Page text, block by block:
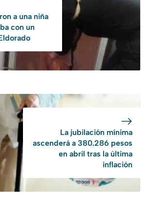
a una niña
con un
La jubilación mínima
ascenderá a 380.286 pesos
en abril tras la última
inflación